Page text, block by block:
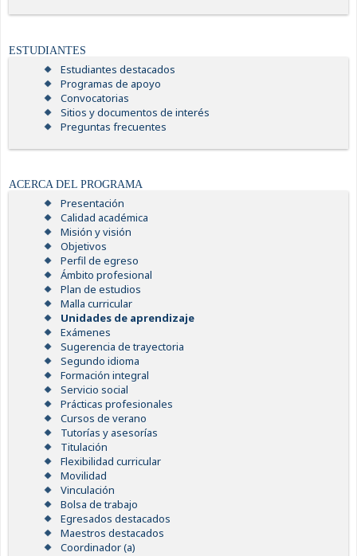
ESTUDIANTES
Estudiantes destacados
Programas de apoyo
Convocatorias
Sitios y documentos de interés
Preguntas frecuentes
ACERCA DEL PROGRAMA
Presentación
Calidad académica
Misión y visión
Objetivos
Perfil de egreso
Ámbito profesional
Plan de estudios
Malla curricular
Unidades de aprendizaje
Exámenes
Sugerencia de trayectoria
Segundo idioma
Formación integral
Servicio social
Prácticas profesionales
Cursos de verano
Tutorías y asesorías
Titulación
Flexibilidad curricular
Movilidad
Vinculación
Bolsa de trabajo
Egresados destacados
Maestros destacados
Coordinador (a)